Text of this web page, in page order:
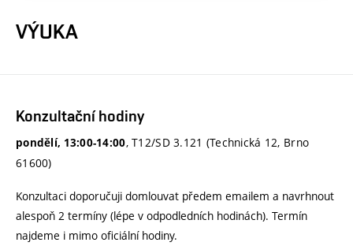
VÝUKA
Konzultační hodiny
pondělí, 13:00-14:00, T12/SD 3.121 (Technická 12, Brno
61600)
Konzultaci doporučuji domlouvat předem emailem a navrhnout
alespoň 2 termíny (lépe v odpodledních hodinách). Termín
najdeme i mimo oficiální hodiny.